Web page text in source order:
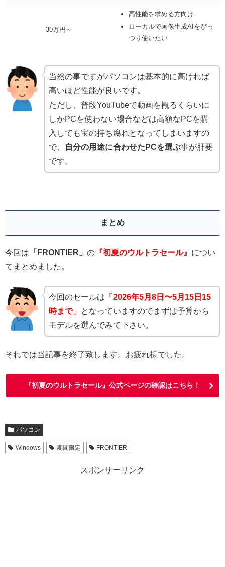
30万円～
高性能を求める方向け
ローカルで画像生成AIをがっ
つり使いたい
当然の事ですがパソコンは基本的に高ければ
高いほど性能が良いです。
ただし、普段YouTubeで動画を観るくらいに
しかPCを使わない場合などは高額なPCを購
入しても宝の持ち腐れとなってしまいますの
で、 自分の用途に合わせたPCを選ぶ事が肝要
です。
まとめ
今回は 「FRONTIER」 の 『初夏のウルトラセール』 につい
てまとめました。
今回のセールは 「2026年5月8日〜5月15日15
時まで」 となっていますのでまずは予算から
モデルを選んでみて下さい。
それでは当記事を終了致します。お疲れ様でした。
『初夏のウルトラセール』公式ページの確認はこちら！
パソコン
Windows 期間限定 FRONTIER
スポンサーリンク